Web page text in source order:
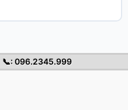
📞: 096.2345.999